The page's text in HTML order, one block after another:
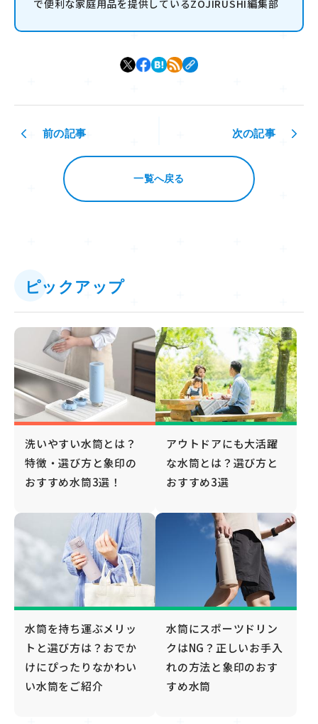
で便利な家庭用品を提供しているZOJIRUSHI編集部
前の記事
一覧へ戻る
次の記事
ピックアップ
洗いやすい水筒とは？
特徴・選び方と象印の
おすすめ水筒3選！
アウトドアにも大活躍
な水筒とは？選び方と
おすすめ3選
水筒を持ち運ぶメリッ
トと選び方は？おでか
けにぴったりなかわい
い水筒をご紹介
水筒にスポーツドリン
クはNG？正しいお手入
れの方法と象印のおす
すめ水筒